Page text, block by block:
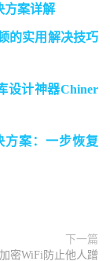
方案详解
的实用解决技巧
设计神器Chiner
方案：一步恢复
下一篇
密WiFi防止他人蹭